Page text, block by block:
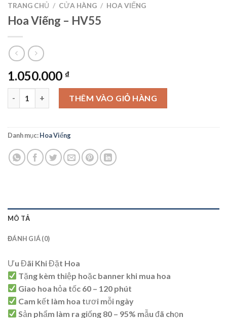
TRANG CHỦ / CỬA HÀNG / HOA VIẾNG
Hoa Viếng – HV55
1.050.000 ₫
Hoa Viếng – HV55 số lượngTHÊM VÀO GIỎ HÀNG
Danh mục:Hoa Viếng
MÔ TẢ
ĐÁNH GIÁ (0)
Ưu Đãi Khi Đặt Hoa
Tặng kèm thiệp hoặc banner khi mua hoa
Giao hoa hỏa tốc 60 – 120 phút
Cam kết làm hoa tươi mỗi ngày
Sản phẩm làm ra giống 80 – 95% mẫu đã chọn